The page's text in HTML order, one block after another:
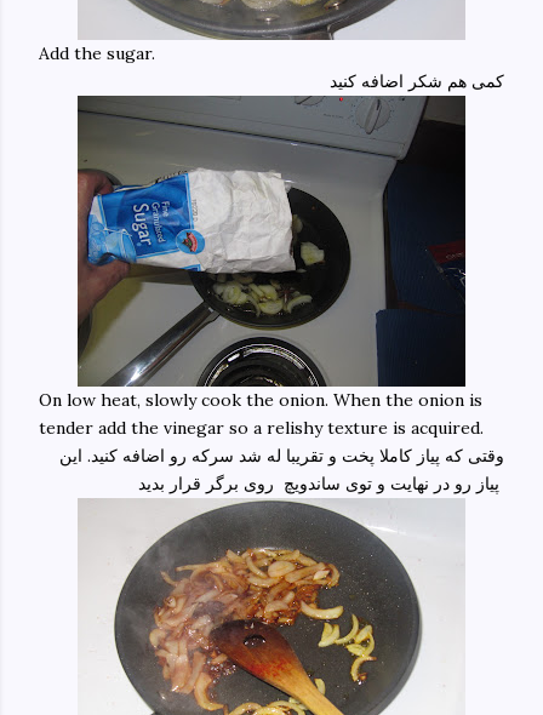
Add the sugar.
کمی هم شکر اضافه کنید
On low heat, slowly cook the onion. When the onion is
tender add the vinegar so a relishy texture is acquired.
وقتی که پیاز کاملا پخت و تقریبا له شد سرکه رو اضافه کنید. این